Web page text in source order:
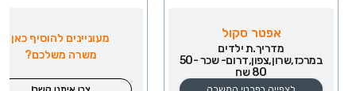
אפטר סקול
מדריך.ת ילדים
במרכז,שרון,צפון,דרום- שכר 50-
80 שח
מעוניינים להוסיף כאן
משרה משלכם?